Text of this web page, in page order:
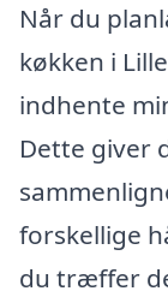
Når du
køkken i
indhente
Dette giver
forskellige
du træffer